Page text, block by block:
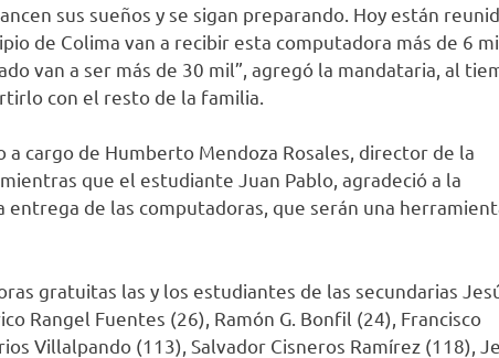
sus sueños y se sigan preparando. Hoy están
de Colima van a recibir esta computadora más de 6
van a ser más de 30 mil”, agregó la mandataria, al
con el resto de la familia.
cargo de Humberto Mendoza Rosales, director de la
que el estudiante Juan Pablo, agradeció a la
de las computadoras, que serán una
gratuitas las y los estudiantes de las secundarias
Rangel Fuentes (26), Ramón G. Bonfil (24), Francisco
Villalpando (113), Salvador Cisneros Ramírez (118),